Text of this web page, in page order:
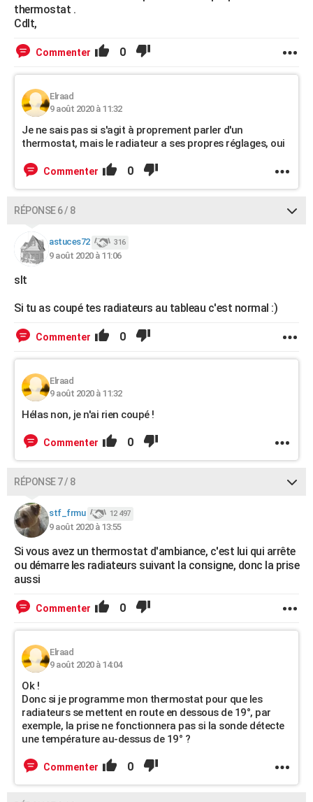
thermostat .
Cdlt,
Commenter 0
Elraad
9 août 2020 à 11:32
Je ne sais pas si s'agit à proprement parler d'un
thermostat, mais le radiateur a ses propres réglages, oui
Commenter 0
RÉPONSE 6 / 8
astuces72 316
9 août 2020 à 11:06
slt
Si tu as coupé tes radiateurs au tableau c'est normal :)
Commenter 0
Elraad
9 août 2020 à 11:32
Hélas non, je n'ai rien coupé !
Commenter 0
RÉPONSE 7 / 8
stf_frmu 12 497
9 août 2020 à 13:55
Si vous avez un thermostat d'ambiance, c'est lui qui arrête
ou démarre les radiateurs suivant la consigne, donc la prise
aussi
Commenter 0
Elraad
9 août 2020 à 14:04
Ok !
Donc si je programme mon thermostat pour que les
radiateurs se mettent en route en dessous de 19°, par
exemple, la prise ne fonctionnera pas si la sonde détecte
une température au-dessus de 19° ?
Commenter 0